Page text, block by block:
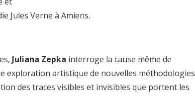
Jules Verne à Amiens.
Juliana Zepka interroge la cause même de
exploration artistique de nouvelles méthodologies
des traces visibles et invisibles que portent les